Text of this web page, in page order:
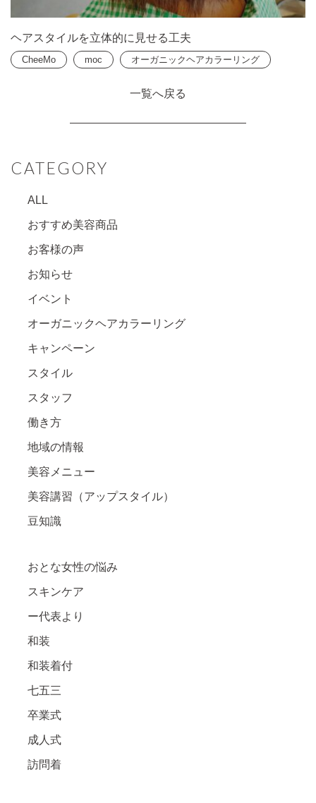
CATEGORY
ALL
おすすめ美容商品
お客様の声
お知らせ
イベント
オーガニックヘアカラーリング
キャンペーン
スタイル
スタッフ
働き方
地域の情報
美容メニュー
美容講習（アップスタイル）
豆知識
おとな女性の悩み
スキンケア
ー代表より
和装
和装着付
七五三
卒業式
成人式
訪問着
ヘアスタイルを立体的に見せる工夫
CheeMo moc オーガニックヘアカラーリング
一覧へ戻る